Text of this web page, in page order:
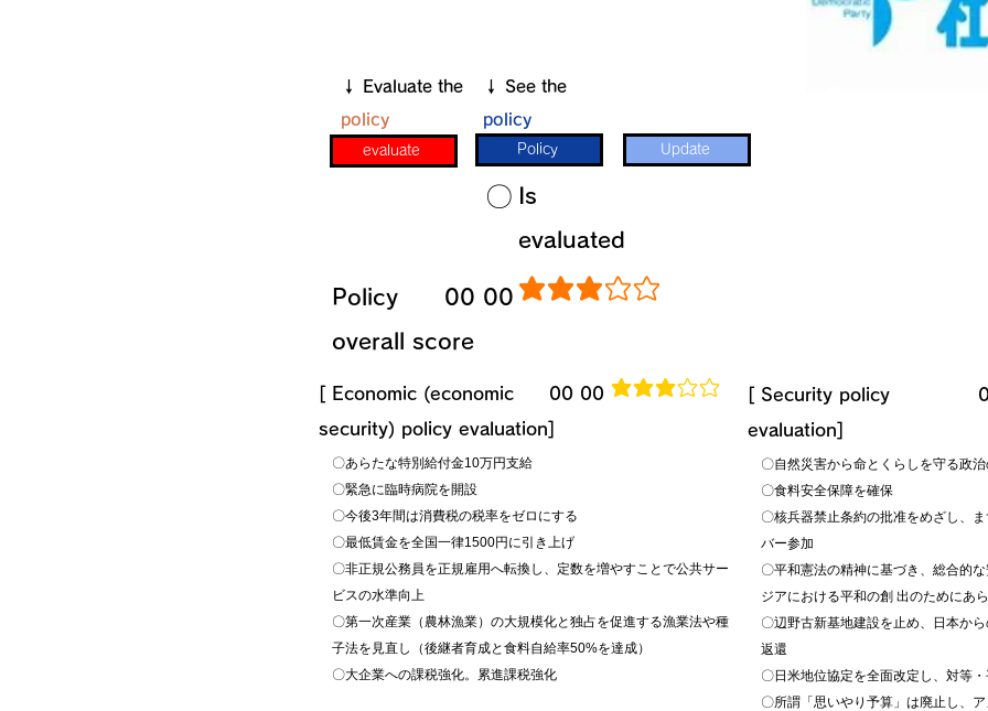
​Is
evaluated
​〇​
Update
Policy
evaluate
​↓ Evaluate the
policy
​↓ See the
policy
​Policy
overall score
​00 00 average rating is 3 out of 5
[​ Economic (economic
security) policy evaluation]
​00 00 average rating is 3 out of 5
〇あらたな特別給付金10万円支給
〇緊急に臨時病院を開設
〇今後3年間は消費税の税率をゼロにする
〇最低賃金を全国一律1500円に引き上げ
〇非正規公務員を正規雇用へ転換し、定数を増やすことで公共サー
ビスの水準向上
〇第一次産業（農林漁業）の大規模化と独占を促進する漁業法や種
子法を見直し（後継者育成と食料自給率50%を達成）
〇大企業への課税強化。累進課税強化
[​ Security policy
evaluation]
〇自然災害から命とくらしを守る政
〇食料安全保障を確保
〇核兵器禁止条約の批准をめざし、
バー参加
〇平和憲法の精神に基づき、総合的
ジアにおける平和の創 出のためにあ
〇辺野古新基地建設を止め、日本か
返還
〇日米地位協定を全面改定し、対等
〇所謂「思いやり予算」は廃止し、